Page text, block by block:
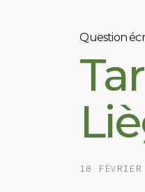
Question
10